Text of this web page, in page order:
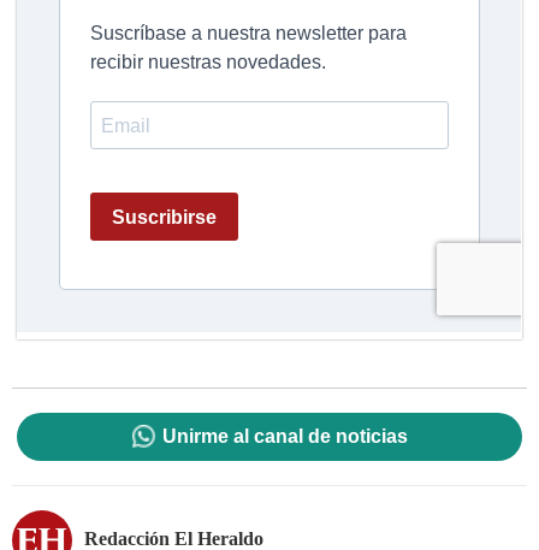
Unirme al canal de noticias
Redacción El Heraldo